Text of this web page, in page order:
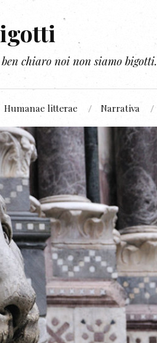
chiaro noi non siamo bigotti.
Humanae litterae Narrativa